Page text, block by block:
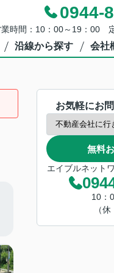
0944-
時間：10：00～19：00
沿線から探す 会社
お気軽にお
無料
エイブルネッ
10：
（